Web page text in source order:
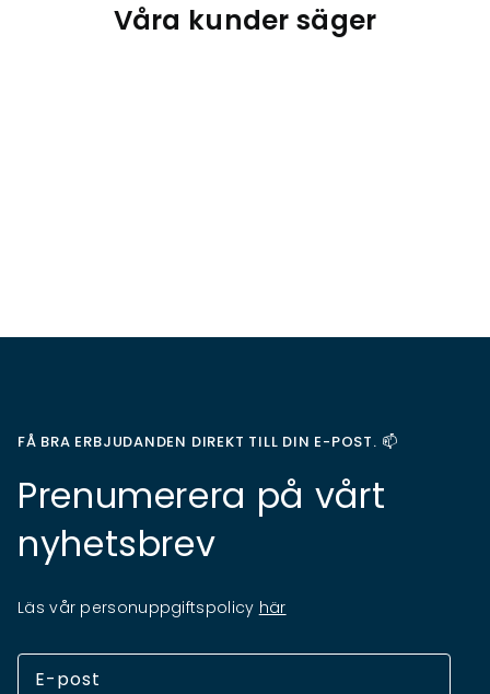
Våra kunder säger
FÅ BRA ERBJUDANDEN DIREKT TILL DIN E-POST. 📫
Prenumerera på vårt
nyhetsbrev
Läs vår personuppgiftspolicy här